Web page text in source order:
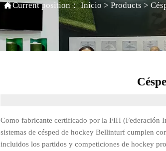
Current position：Inicio > Products >
Como fabricante certificado por la FIH (Federación
sistemas de césped de hockey Bellinturf cumplen
incluidos los partidos y competiciones de hockey